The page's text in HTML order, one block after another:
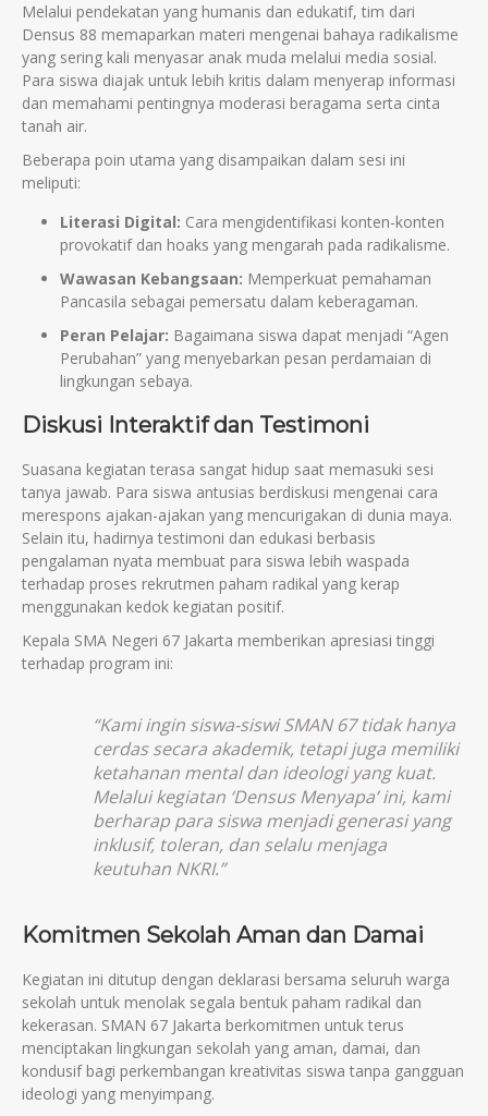
Melalui pendekatan yang humanis dan edukatif, tim dari
Densus 88 memaparkan materi mengenai bahaya radikalisme
yang sering kali menyasar anak muda melalui media sosial.
Para siswa diajak untuk lebih kritis dalam menyerap informasi
dan memahami pentingnya moderasi beragama serta cinta
tanah air.
Beberapa poin utama yang disampaikan dalam sesi ini
meliputi:
Literasi Digital: Cara mengidentifikasi konten-konten
provokatif dan hoaks yang mengarah pada radikalisme.
Wawasan Kebangsaan: Memperkuat pemahaman
Pancasila sebagai pemersatu dalam keberagaman.
Peran Pelajar: Bagaimana siswa dapat menjadi “Agen
Perubahan” yang menyebarkan pesan perdamaian di
lingkungan sebaya.
Diskusi Interaktif dan Testimoni
Suasana kegiatan terasa sangat hidup saat memasuki sesi
tanya jawab. Para siswa antusias berdiskusi mengenai cara
merespons ajakan-ajakan yang mencurigakan di dunia maya.
Selain itu, hadirnya testimoni dan edukasi berbasis
pengalaman nyata membuat para siswa lebih waspada
terhadap proses rekrutmen paham radikal yang kerap
menggunakan kedok kegiatan positif.
Kepala SMA Negeri 67 Jakarta memberikan apresiasi tinggi
terhadap program ini:
“Kami ingin siswa-siswi SMAN 67 tidak hanya
cerdas secara akademik, tetapi juga memiliki
ketahanan mental dan ideologi yang kuat.
Melalui kegiatan ‘Densus Menyapa’ ini, kami
berharap para siswa menjadi generasi yang
inklusif, toleran, dan selalu menjaga
keutuhan NKRI.”
Komitmen Sekolah Aman dan Damai
Kegiatan ini ditutup dengan deklarasi bersama seluruh warga
sekolah untuk menolak segala bentuk paham radikal dan
kekerasan. SMAN 67 Jakarta berkomitmen untuk terus
menciptakan lingkungan sekolah yang aman, damai, dan
kondusif bagi perkembangan kreativitas siswa tanpa gangguan
ideologi yang menyimpang.